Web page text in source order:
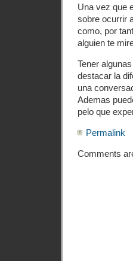
Una vez que
sobre ocurrir
como, por
alguien te
Tener
destacar la
una
Ademas
pelo que
Permalink
Comments